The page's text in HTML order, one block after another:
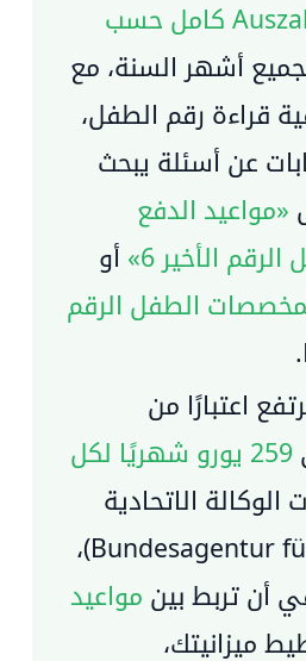
Auszahlungstermine كامل حسب
أشهر السنة، مع
قراءة رقم الطفل،
عن أسئلة يبحث
«مواعيد الدفع
الأخير 6»
أو
الطفل الرقم
اعتبارًا من
259 يورو شهريًا لكل
الوكالة الاتحادية
،
أن تربط بين مواعيد
ميزانيتك،